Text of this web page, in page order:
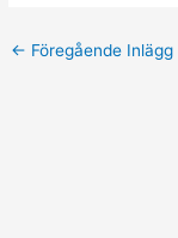
← Föregående Inlägg